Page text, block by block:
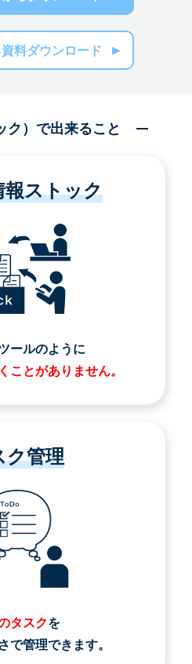
料ダウンロード
）で出来ること
報ストック
ールのように
ことがありません。
ク管理
タスクを
で管理できます。